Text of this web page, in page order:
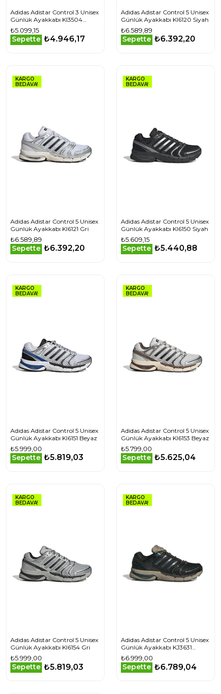
Adidas Adistar Control 3 Unisex
Günlük Ayakkabı KI3504
Beyaz
₺5.099,15
Sepette ₺4.946,17
Adidas Adistar Control 5 Unisex
Günlük Ayakkabı KI6120 Siyah
₺6.589,89
Sepette ₺6.392,20
KARGO
BEDAVA!
Adidas Adistar Control 5 Unisex
Günlük Ayakkabı KI6121 Gri
₺6.589,89
Sepette ₺6.392,20
KARGO
BEDAVA!
Adidas Adistar Control 5 Unisex
Günlük Ayakkabı KI6150 Siyah
₺5.609,15
Sepette ₺5.440,88
KARGO
BEDAVA!
Adidas Adistar Control 5 Unisex
Günlük Ayakkabı KI6151 Beyaz
₺5.999,00
Sepette ₺5.819,03
KARGO
BEDAVA!
Adidas Adistar Control 5 Unisex
Günlük Ayakkabı KI6153 Beyaz
₺5.799,00
Sepette ₺5.625,04
KARGO
BEDAVA!
Adidas Adistar Control 5 Unisex
Günlük Ayakkabı KI6154 Gri
₺5.999,00
Sepette ₺5.819,03
KARGO
BEDAVA!
Adidas Adistar Control 5 Unisex
Günlük Ayakkabı KJ3631
Beyaz
₺6.999,00
Sepette ₺6.789,04